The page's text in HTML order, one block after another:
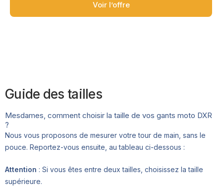
Voir l’offre
Guide des tailles
Mesdames, comment choisir la taille de vos gants moto DXR
?
Nous vous proposons de mesurer votre tour de main, sans le
pouce. Reportez-vous ensuite, au tableau ci-dessous :
Attention : Si vous êtes entre deux tailles, choisissez la taille
supérieure.